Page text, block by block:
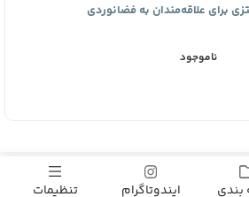
برای علاقه‌مندان به فضانوردی
ناموجود
به دنبال کشف رازهای کیهان و
بندی ایندوتاگرام تنظیمات
فروشگاه صنایع دستی ایندوتا